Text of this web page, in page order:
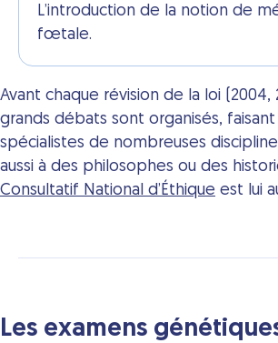
L’introduction de la notion de
fœtale.
Avant chaque révision de la loi (2004,
grands débats sont organisés,
spécialistes de nombreuses
aussi à des philosophes ou des
Consultatif National d’Éthique est lui
Les examens